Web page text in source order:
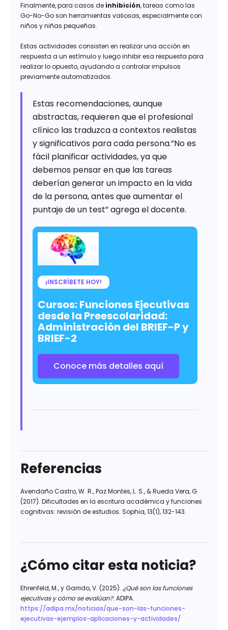
Finalmente, para casos de inhibición, tareas como las
Go-No-Go son herramientas valiosas, especialmente con
niños y niñas pequeñas.
Estas actividades consisten en realizar una acción en
respuesta a un estímulo y luego inhibir esa respuesta para
realizar lo opuesto, ayudando a controlar impulsos
previamente automatizados.
Estas recomendaciones, aunque
abstractas, requieren que el profesional
clínico las traduzca a contextos realistas
y significativos para cada persona.”No es
fácil planificar actividades, ya que
debemos pensar en que las tareas
deberían generar un impacto en la vida
de la persona, antes que aumentar el
puntaje de un test” agrega el docente.
¡INSCRÍBETE HOY!
Cursos: Funciones Ejecutivas
desde la Preescolaridad:
Administración del BRIEF-P y
BRIEF-2
Conoce más detalles aquí
Referencias
Avendaño Castro, W. R., Paz Montes, L. S., & Rueda Vera, G.
(2017). Dificultades en la escritura académica y funciones
cognitivas: revisión de estudios. Sophia, 13(1), 132-143.
¿Cómo citar esta noticia?
Ehrenfeld, M., y Garrido, V. (2025). ¿Qué son las funciones
ejecutivas y cómo se evalúan?. ADIPA.
https://adipa.mx/noticias/que-son-las-funciones-
ejecutivas-ejemplos-aplicaciones-y-actividades/